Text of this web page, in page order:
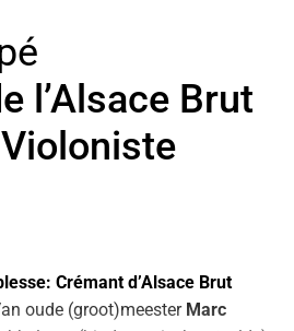
l’Alsace Brut
Crémant d’Alsace Brut
oude (groot)meester Marc